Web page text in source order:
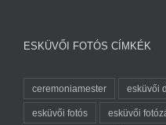
ESKÜVŐI FOTÓS CÍMKÉK
ceremoniamester esküvői
esküvői fotós esküvői